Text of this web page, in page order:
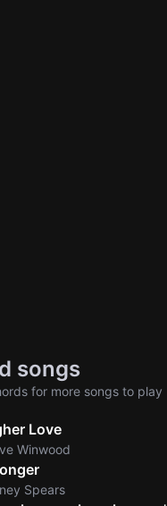
songs
for more songs to play
Love
Winwood
Spears